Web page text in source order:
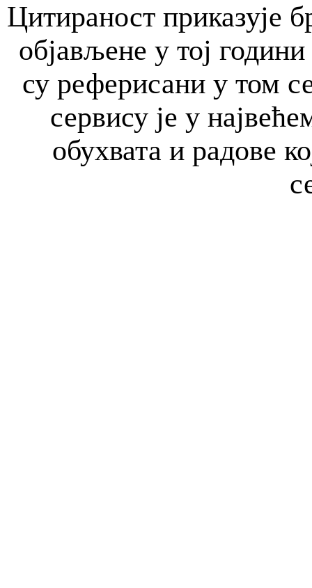
Цитираност приказује
објављене у тој
су реферисани у том
сервису је у
обухвата и радове